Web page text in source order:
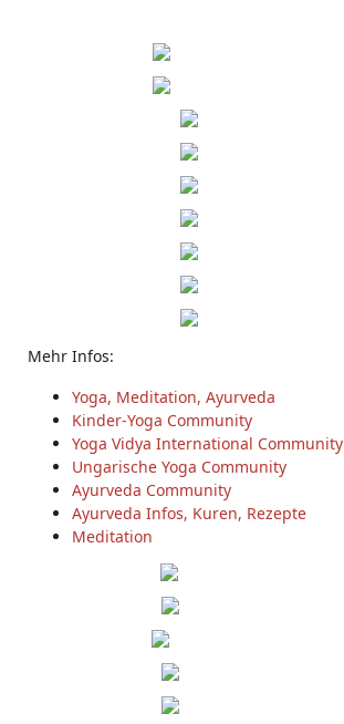
Mehr Infos:
Yoga, Meditation, Ayurveda
Kinder-Yoga Community
Yoga Vidya International Community
Ungarische Yoga Community
Ayurveda Community
Ayurveda Infos, Kuren, Rezepte
Meditation